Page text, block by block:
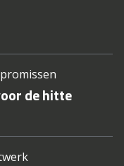
de hitte